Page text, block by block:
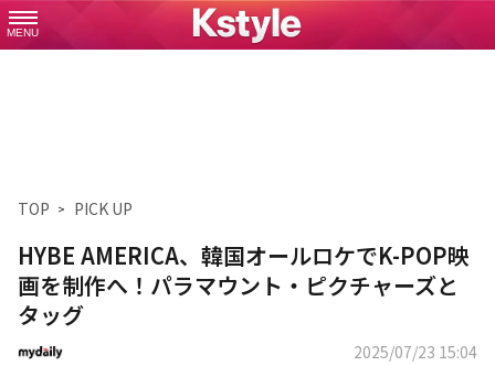
MENU
TOP PICK UP
HYBE AMERICA、韓国オールロケでK-POP映
画を制作へ！パラマウント・ピクチャーズと
タッグ
2025/07/23 15:04